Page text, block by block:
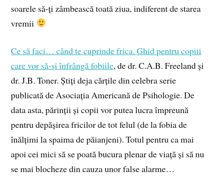
soarele să-ți zâmbească toată ziua, indiferent de starea
vremii
Ce să faci… când te cuprinde frica. Ghid pentru copiii
care vor să-și înfrângă fobiile, de dr. C.A.B. Freeland și
dr. J.B. Toner. Știți deja cărțile din celebra serie
publicată de Asociația Americană de Psihologie. De
data asta, părinții și copii vor putea lucra împreună
pentru depășirea fricilor de tot felul (de la fobia de
înălțimi la spaima de păianjeni). Totul pentru ca mai
apoi cei mici să se poată bucura plenar de viață și să nu
se mai blocheze din cauza unor false alarme…